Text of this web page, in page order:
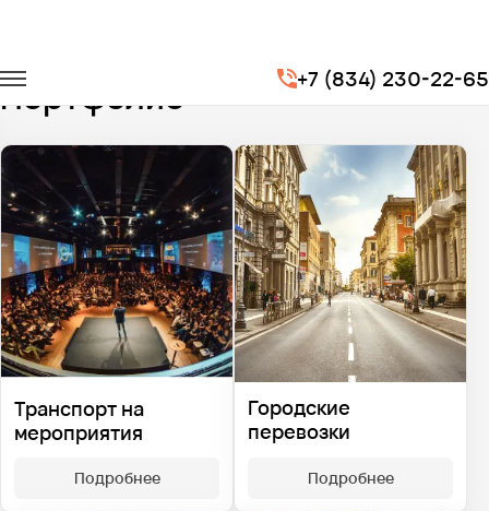
+7 (834) 230-22-65
Портфолио
Транспорт на
мероприятия
Подробнее
Городские
перевозки
Подробнее